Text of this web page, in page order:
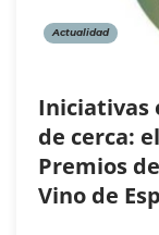
Actualidad
Iniciativas
de cerca:
Premios
Vino de